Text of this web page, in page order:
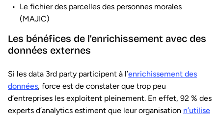
Le fichier des parcelles des personnes morales
(MAJIC)
Les bénéfices de l’enrichissement avec des
données externes
Si les data 3rd party participent à l’enrichissement des
données, force est de constater que trop peu
d’entreprises les exploitent pleinement. En effet, 92 % des
experts d’analytics estiment que leur organisation n’utilise